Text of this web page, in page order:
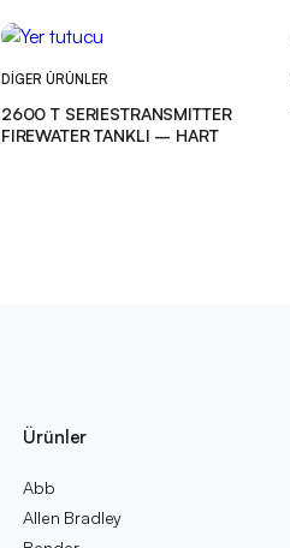
DIGER ÜRÜNLER
2600 T SERIESTRANSMITTER
FIREWATER TANKLI – HART
Ürünler
Abb
Allen Bradley